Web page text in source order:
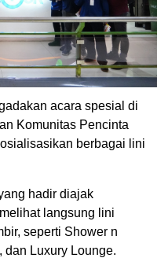
acara spesial di
Komunitas Pencinta
berbagai lini
hadir diajak
langsung lini
seperti Shower n
dan Luxury Lounge.